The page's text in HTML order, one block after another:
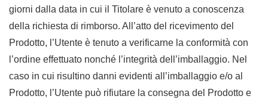
giorni dalla data in cui il Titolare è venuto a conoscenza
della richiesta di rimborso. All’atto del ricevimento del
Prodotto, l’Utente è tenuto a verificarne la conformità con
l’ordine effettuato nonché l’integrità dell’imballaggio. Nel
caso in cui risultino danni evidenti all’imballaggio e/o al
Prodotto, l’Utente può rifiutare la consegna del Prodotto e